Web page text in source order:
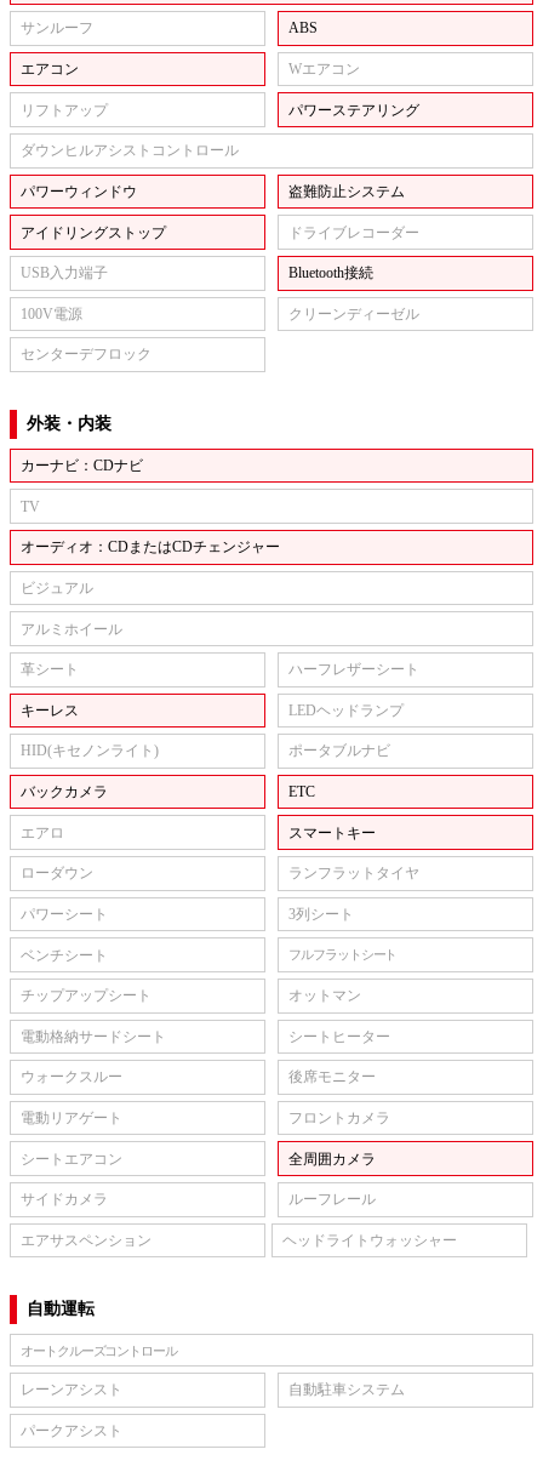
サンルーフ ABS
エアコン Wエアコン
リフトアップ パワーステアリング
ダウンヒルアシストコントロール
パワーウィンドウ 盗難防止システム
アイドリングストップ ドライブレコーダー
USB入力端子 Bluetooth接続
100V電源 クリーンディーゼル
センターデフロック
外装・内装
カーナビ：CDナビ
TV
オーディオ：CDまたはCDチェンジャー
ビジュアル
アルミホイール
革シート ハーフレザーシート
キーレス LEDヘッドランプ
HID(キセノンライト) ポータブルナビ
バックカメラ ETC
エアロ スマートキー
ローダウン ランフラットタイヤ
パワーシート 3列シート
ベンチシート フルフラットシート
チップアップシート オットマン
電動格納サードシート シートヒーター
ウォークスルー 後席モニター
電動リアゲート フロントカメラ
シートエアコン 全周囲カメラ
サイドカメラ ルーフレール
エアサスペンション ヘッドライトウォッシャー
自動運転
オートクルーズコントロール
レーンアシスト 自動駐車システム
パークアシスト